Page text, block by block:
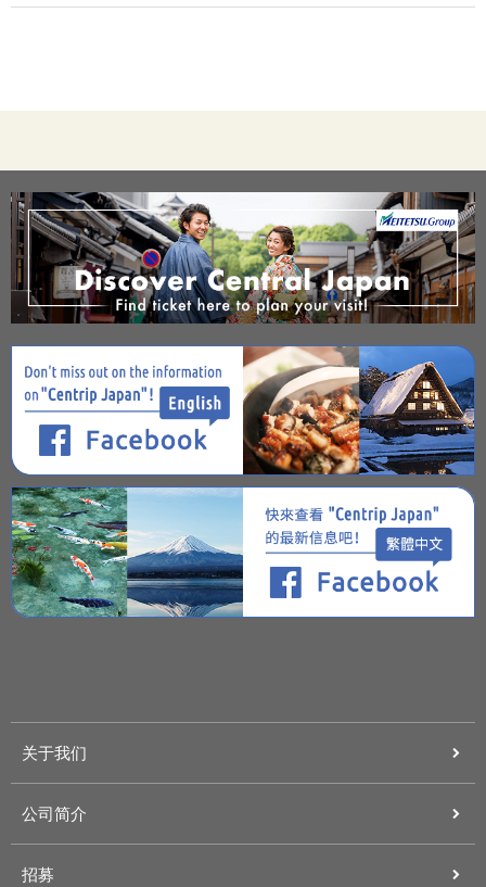
关于我们
公司简介
招募